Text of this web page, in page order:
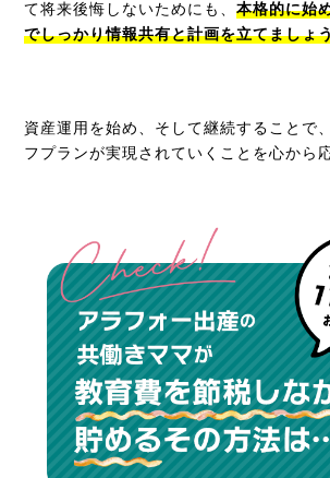
て将来後悔しないためにも、本格的に始
でしっかり情報共有と計画を立てましょ
資産運用を始め、そして継続することで
フプランが実現されていくことを心から